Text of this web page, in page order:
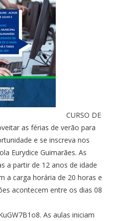
CURSO DE
as férias de verão para
e se inscreva nos
Eurydice Guimarães. As
a partir de 12 anos de idade
a carga horária de 20 horas e
acontecem entre os dias 08
As aulas iniciam